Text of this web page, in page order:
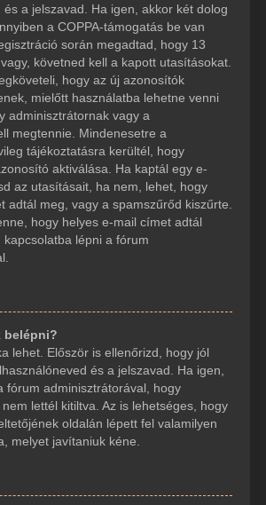
a jelszavad. Ha igen, akkor két dolog
a COPPA-támogatás be van
során megadtad, hogy 13
követned kell a kapott utasításokat.
hogy az új azonosítók
mielőtt használatba lehetne venni
adminisztrátornak vagy a
megtennie. Mindenesetre a
tájékoztatásra kerültél, hogy
aktiválása. Ha kaptál egy e-
az utasításait, ha nem, lehet, hogy
adtál meg, vagy a spamszűrőd kiszűrte.
hogy helyes e-mail címet adtál
lépni a fórum
belépni?
lehet. Először is ellenőrizd, hogy jól
és a jelszavad. Ha igen,
fórum adminisztrátorával, hogy
lettél kitiltva. Az is lehetséges, hogy
oldalán lépett fel valamilyen
melyet javítaniuk kéne.